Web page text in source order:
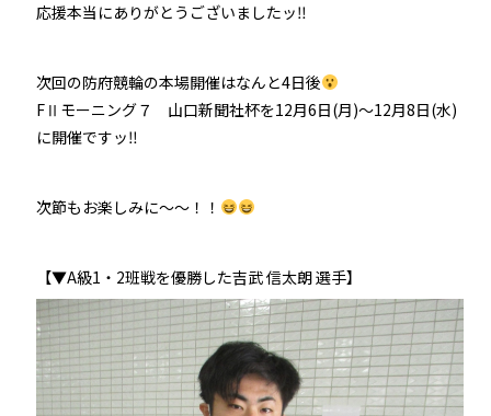
応援本当にありがとうございましたッ‼
次回の防府競輪の本場開催はなんと4日後
FⅡモーニング７ 山口新聞社杯を12月6日(月)～12月8日(水)
に開催ですッ‼
次節もお楽しみに～～！！
【▼A級1・2班戦を優勝した吉武 信太朗 選手】